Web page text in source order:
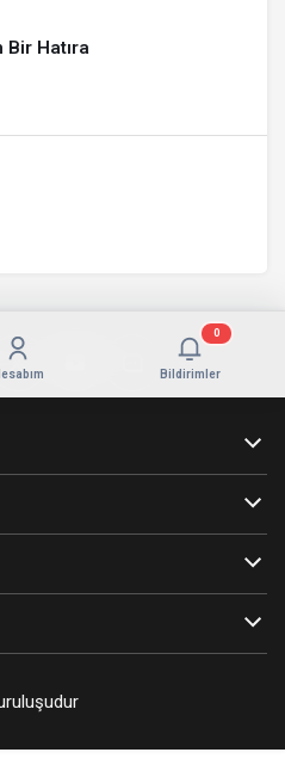
Bir Hatıra
Bildirimler
0